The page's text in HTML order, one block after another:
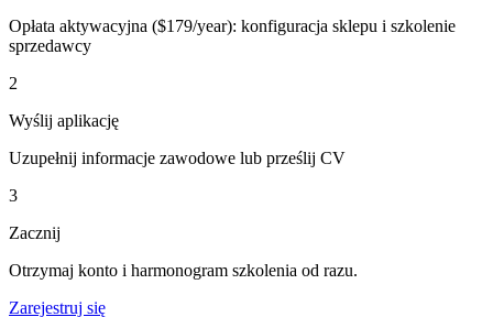
Opłata aktywacyjna ($179/year): konfiguracja sklepu i szkolenie
sprzedawcy
2
Wyślij aplikację
Uzupełnij informacje zawodowe lub prześlij CV
3
Zacznij
Otrzymaj konto i harmonogram szkolenia od razu.
Zarejestruj się